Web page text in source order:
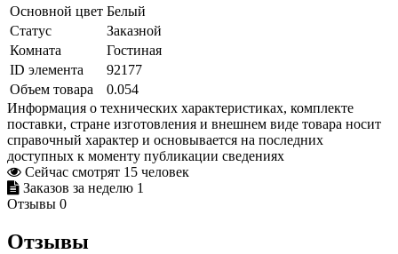
Основной цвет Белый
Статус
Заказной
Комната
Гостиная
ID элемента
92177
Объем товара
0.054
Информация о технических характеристиках, комплекте
поставки, стране изготовления и внешнем виде товара носит
справочный характер и основывается на последних
доступных к моменту публикации сведениях
Сейчас смотрят 15 человек
Заказов за неделю 1
Отзывы 0
Отзывы